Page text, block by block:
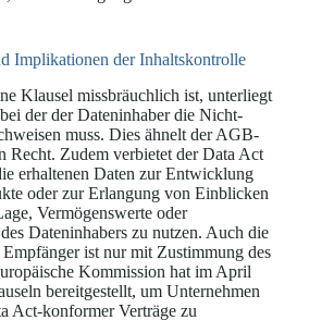
Implikationen der Inhaltskontrolle
Klausel missbräuchlich ist, unterliegt
der der Dateninhaber die Nicht-
muss. Dies ähnelt der AGB-
Recht. Zudem verbietet der Data Act
erhaltenen Daten zur Entwicklung
oder zur Erlangung von Einblicken
Vermögenswerte oder
Dateninhabers zu nutzen. Auch die
ist nur mit Zustimmung des
Kommission hat im April
bereitgestellt, um Unternehmen
Act-konformer Verträge zu